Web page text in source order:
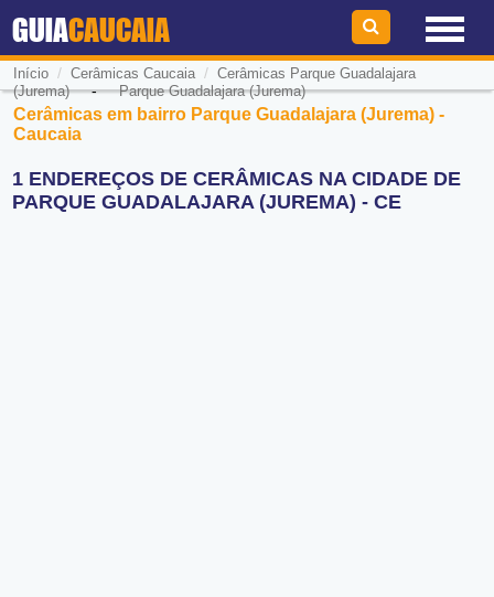
GUIACAUCAIA
Início / Cerâmicas Caucaia/ Cerâmicas Parque Guadalajara
(Jurema)-Parque Guadalajara (Jurema)
Cerâmicas em bairro Parque Guadalajara (Jurema) -
Caucaia
1 ENDEREÇOS DE CERÂMICAS NA CIDADE DE
PARQUE GUADALAJARA (JUREMA) - CE